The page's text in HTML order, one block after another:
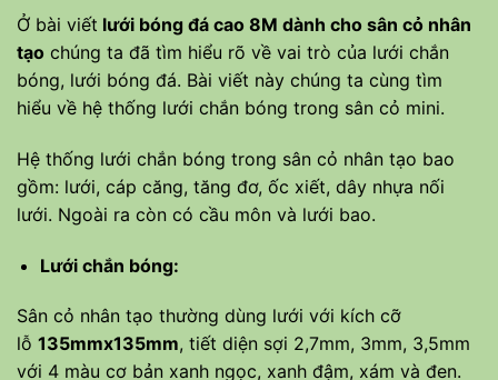
Ở bài viết lưới bóng đá cao 8M dành cho sân cỏ nhân
tạo chúng ta đã tìm hiểu rõ về vai trò của lưới chắn
bóng, lưới bóng đá. Bài viết này chúng ta cùng tìm
hiểu về hệ thống lưới chắn bóng trong sân cỏ mini.
Hệ thống lưới chắn bóng trong sân cỏ nhân tạo bao
gồm: lưới, cáp căng, tăng đơ, ốc xiết, dây nhựa nối
lưới. Ngoài ra còn có cầu môn và lưới bao.
Lưới chắn bóng:
Sân cỏ nhân tạo thường dùng lưới với kích cỡ
lỗ 135mmx135mm, tiết diện sợi 2,7mm, 3mm, 3,5mm
với 4 màu cơ bản xanh ngọc, xanh đậm, xám và đen.